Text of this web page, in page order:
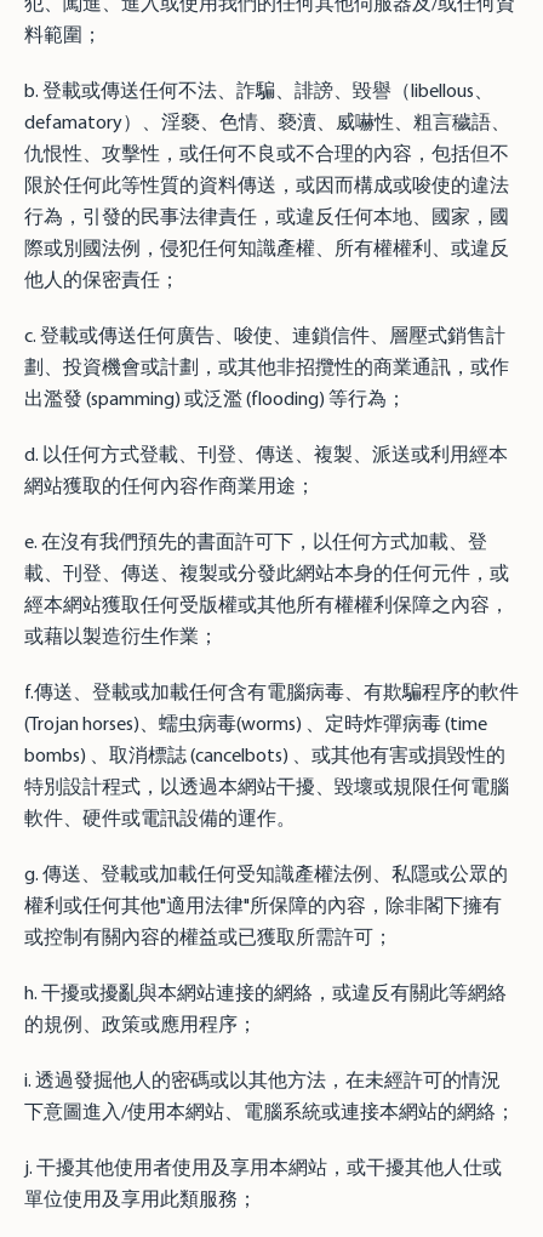
料範圍；
b. 登載或傳送任何不法、詐騙、誹謗、毀譽（libellous、
defamatory）、淫褻、色情、褻瀆、威嚇性、粗言穢語、
仇恨性、攻擊性，或任何不良或不合理的內容，包括但不
限於任何此等性質的資料傳送，或因而構成或唆使的違法
行為，引發的民事法律責任，或違反任何本地、國家，國
際或別國法例，侵犯任何知識產權、所有權權利、或違反
他人的保密責任；
c. 登載或傳送任何廣告、唆使、連鎖信件、層壓式銷售計
劃、投資機會或計劃，或其他非招攬性的商業通訊，或作
出濫發 (spamming) 或泛濫 (flooding) 等行為；
d. 以任何方式登載、刊登、傳送、複製、派送或利用經本
網站獲取的任何內容作商業用途；
e. 在沒有我們預先的書面許可下，以任何方式加載、登
載、刊登、傳送、複製或分發此網站本身的任何元件，或
經本網站獲取任何受版權或其他所有權權利保障之內容，
或藉以製造衍生作業；
f.傳送、登載或加載任何含有電腦病毒、有欺騙程序的軟件
(Trojan horses)、蠕虫病毒(worms) 、定時炸彈病毒 (time
bombs) 、取消標誌 (cancelbots) 、或其他有害或損毀性的
特別設計程式，以透過本網站干擾、毀壞或規限任何電腦
軟件、硬件或電訊設備的運作。
g. 傳送、登載或加載任何受知識產權法例、私隱或公眾的
權利或任何其他"適用法律"所保障的內容，除非閣下擁有
或控制有關內容的權益或已獲取所需許可；
h. 干擾或擾亂與本網站連接的網絡，或違反有關此等網絡
的規例、政策或應用程序；
i. 透過發掘他人的密碼或以其他方法，在未經許可的情況
下意圖進入/使用本網站、電腦系統或連接本網站的網絡；
j. 干擾其他使用者使用及享用本網站，或干擾其他人仕或
單位使用及享用此類服務；